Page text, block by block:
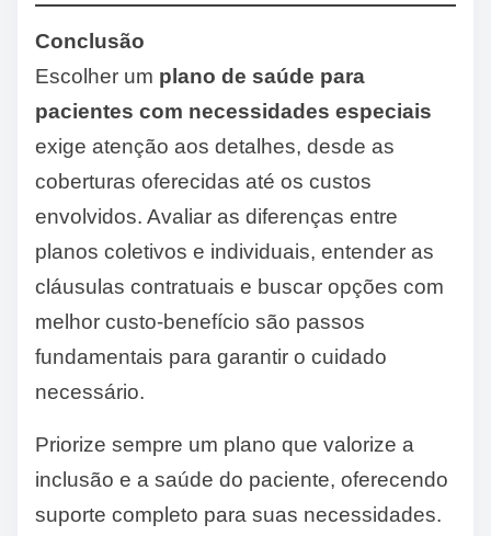
Conclusão
Escolher um plano de saúde para
pacientes com necessidades especiais
exige atenção aos detalhes, desde as
coberturas oferecidas até os custos
envolvidos. Avaliar as diferenças entre
planos coletivos e individuais, entender as
cláusulas contratuais e buscar opções com
melhor custo-benefício são passos
fundamentais para garantir o cuidado
necessário.
Priorize sempre um plano que valorize a
inclusão e a saúde do paciente, oferecendo
suporte completo para suas necessidades.